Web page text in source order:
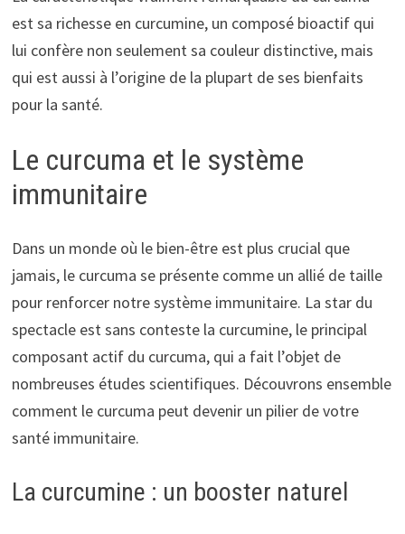
est sa richesse en curcumine, un composé bioactif qui
lui confère non seulement sa couleur distinctive, mais
qui est aussi à l’origine de la plupart de ses bienfaits
pour la santé.
Le curcuma et le système
immunitaire
Dans un monde où le bien-être est plus crucial que
jamais, le curcuma se présente comme un allié de taille
pour renforcer notre système immunitaire. La star du
spectacle est sans conteste la curcumine, le principal
composant actif du curcuma, qui a fait l’objet de
nombreuses études scientifiques. Découvrons ensemble
comment le curcuma peut devenir un pilier de votre
santé immunitaire.
La curcumine : un booster naturel